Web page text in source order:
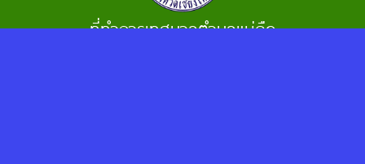
ที่ทำการเทศบาลตำบลแม่คือ